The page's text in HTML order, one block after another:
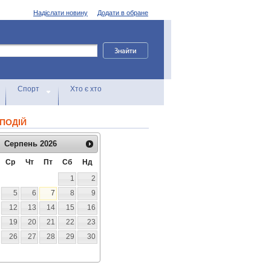
Додати в обране
Надіслати новину
Спорт Хто є хто
Серпень 2026
Ср Чт Пт Сб
Нд
1
2
5 6 7 8
9
12 13 14 15
16
19 20 21 22
23
26 27 28 29
30